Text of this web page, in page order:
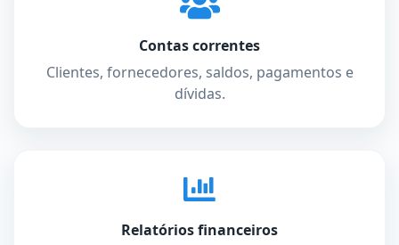
Contas correntes
Clientes, fornecedores, saldos, pagamentos e
dívidas.
Relatórios financeiros